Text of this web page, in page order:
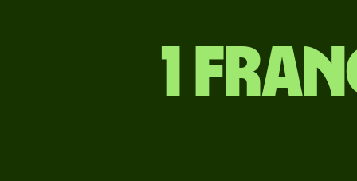
1